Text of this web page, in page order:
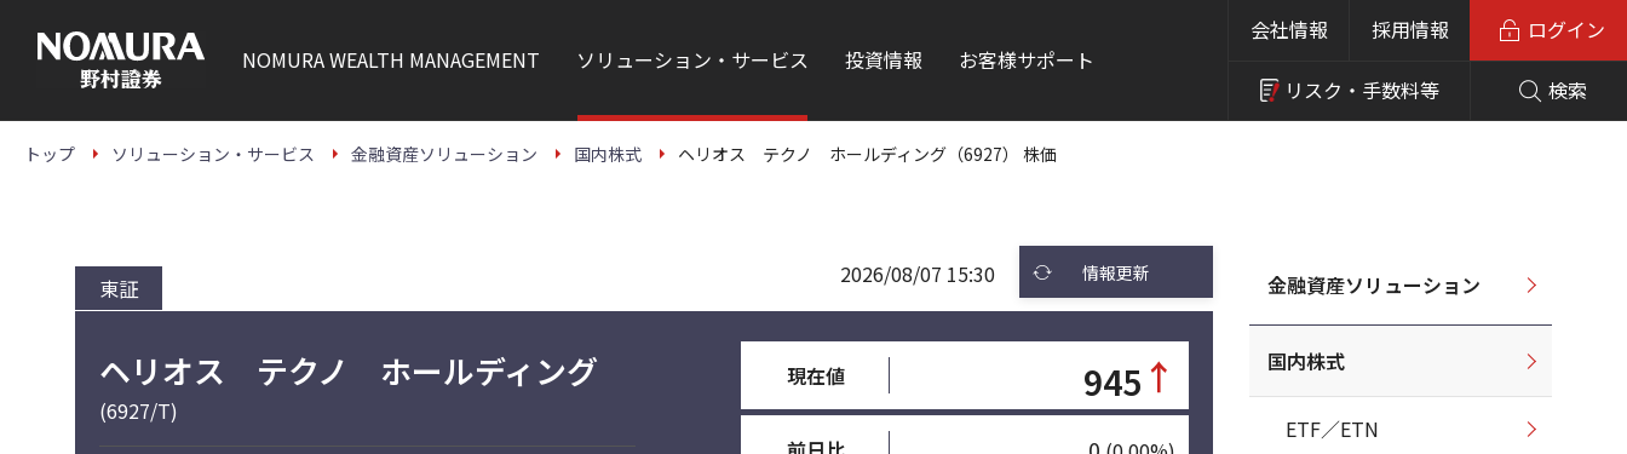
本
NOMURAWEALTH MANAGEMENT ソリューション・サービス 投資情報 お客様サポート
会社情報 採用情報
リスク・ 手数料等 検索
ログイン
トップ ソリューション・サービス 金融資産ソリューション 国内株式 ヘリオス テクノ ホールディング（6927） 株価
東証 2026/08/07 15:30 情報更新
ヘリオス テクノ ホールディング
(6927/T)
現在値 945 ↑
金融資産ソリューション
国内株式
ETF／ETN